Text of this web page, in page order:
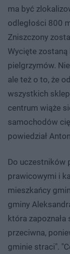
ma być
odległości 800
Zniszczony
Wycięte
pielgrzymów.
ale też o to, że
wszystkich
centrum wiąże
samochodów
powiedział
Do uczestników
prawicowymi i
mieszkańcy
gminy
która
przeciwna,
gminie straci".